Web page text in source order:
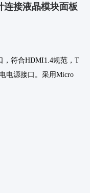
接液晶模块面板
，符合HDMI1.4规范，T
电源接口。采用Micro